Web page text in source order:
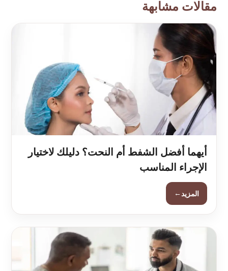
مقالات مشابهة
أيهما أفضل الشفط أم النحت؟ دليلك لاختيار
الإجراء المناسب
المزيد←